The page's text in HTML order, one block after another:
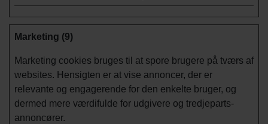
Marketing (9)
Marketing cookies bruges til at spore brugere på tværs af
websites. Hensigten er at vise annoncer, der er
relevante og engagerende for den enkelte bruger, og
dermed mere værdifulde for udgivere og tredjeparts-
annoncører.